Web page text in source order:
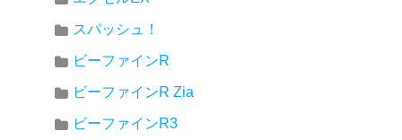
スパッシュ！
ビーファインR
ビーファインR Zia
ビーファインR3